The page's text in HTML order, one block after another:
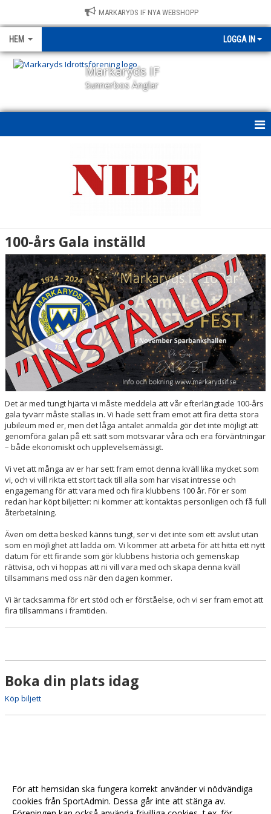
MARKARYDS IF NYA WEBSHOPP
HEM LOGGA IN
Markaryds IF
Sunnerbos Änglar
BILDGALLERI
DOKUMENT
VÅRA LAG/TRÄNARE
MATCHER
UPPDRAG I FÖRENINGEN
SPONSRING & SAMARBETEN
INITIATIV & PROJEKT
FOTBOLLSSKOLAN
REAL BETIS CAMP
100-års Gala inställd
Det är med tungt hjärta vi måste meddela att vår efterlängtade 100-års
gala tyvärr måste ställas in. Vi hade sett fram emot att fira detta stora
jubileum med er, men det låga antalet anmälda gör det inte möjligt att
genomföra galan på ett sätt som motsvarar våra och era förväntningar
– både ekonomiskt och upplevelsemässigt.
Vi vet att många av er har sett fram emot denna kväll lika mycket som
vi, och vi vill rikta ett stort tack till alla som har visat intresse och
engagemang för att vara med och fira klubbens 100 år. För er som
redan har köpt biljetter: ni kommer att kontaktas personligen och få full
återbetalning.
Även om detta besked känns tungt, ser vi det inte som ett avslut utan
som en möjlighet att ladda om. Vi kommer att arbeta för att hitta ett nytt
datum för ett firande som gör klubbens historia och gemenskap
rättvisa, och vi hoppas att ni vill vara med och skapa denna kväll
tillsammans med oss när den dagen kommer.
Vi är tacksamma för ert stöd och er förståelse, och vi ser fram emot att
fira tillsammans i framtiden.
Boka din plats idag
Köp biljett
För att hemsidan ska fungera korrekt använder vi nödvändiga
cookies från SportAdmin. Dessa går inte att stänga av.